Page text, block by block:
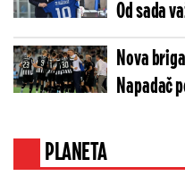
Od sada
Nova
Napadač
PLANETA